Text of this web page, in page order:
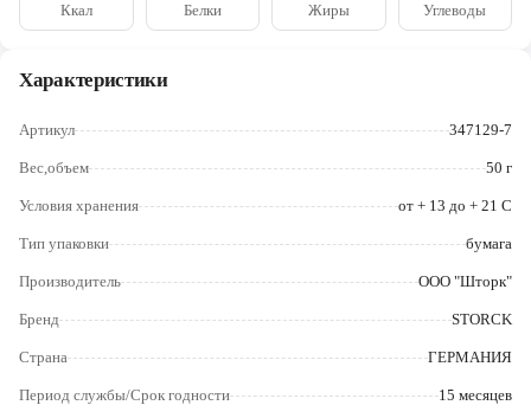
Ярославль
Ккал Белки Жиры Углеводы
Характеристики
Артикул 347129-7
Вес,объем 50 г
Условия хранения от + 13 до + 21 С
Тип упаковки бумага
Производитель ООО "Шторк"
Бренд STORCK
Страна ГЕРМАНИЯ
Период службы/Срок годности 15 месяцев